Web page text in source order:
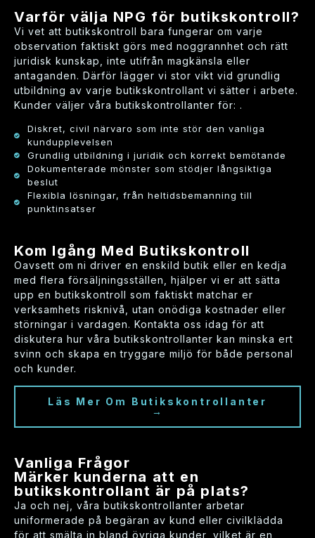
Varför välja NPG för butikskontroll?
Vi vet att butikskontroll bara fungerar om varje
observation faktiskt görs med noggrannhet och rätt
juridisk kunskap, inte utifrån magkänsla eller
antaganden. Därför lägger vi stor vikt vid grundlig
utbildning av varje butikskontrollant vi sätter i arbete.
Kunder väljer våra butikskontrollanter för: .
Diskret, civil närvaro som inte stör den vanliga
kundupplevelsen
Grundlig utbildning i juridik och korrekt bemötande
Dokumenterade mönster som stödjer långsiktiga
beslut
Flexibla lösningar, från heltidsbemanning till
punktinsatser
Kom Igång Med Butikskontroll
Oavsett om ni driver en enskild butik eller en kedja
med flera försäljningsställen, hjälper vi er att sätta
upp en butikskontroll som faktiskt matchar er
verksamhets risknivå, utan onödiga kostnader eller
störningar i vardagen. Kontakta oss idag för att
diskutera hur våra butikskontrollanter kan minska ert
svinn och skapa en tryggare miljö för både personal
och kunder.
Läs Mer Om Butikskontrollanter
→
Vanliga Frågor
Märker kunderna att en
butikskontrollant är på plats?
Ja och nej, våra butikskontrollanter arbetar
uniformerade på begäran av kund eller civilklädda
för att smälta in bland övriga kunder, vilket är en